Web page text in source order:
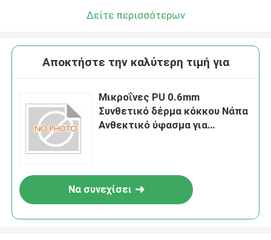
Δείτε περισσότερων
Αποκτήστε την καλύτερη τιμή για
Μικροΐνες PU 0.6mm
Συνθετικό δέρμα κόκκου Νάπα
Ανθεκτικό ύφασμα για
αυτοκινήτου, εξωτερική χρήση
Να συνεχίσει